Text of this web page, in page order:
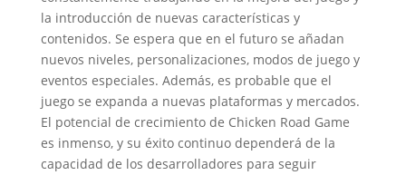
la introducción de nuevas características y
contenidos. Se espera que en el futuro se añadan
nuevos niveles, personalizaciones, modos de juego y
eventos especiales. Además, es probable que el
juego se expanda a nuevas plataformas y mercados.
El potencial de crecimiento de Chicken Road Game
es inmenso, y su éxito continuo dependerá de la
capacidad de los desarrolladores para seguir